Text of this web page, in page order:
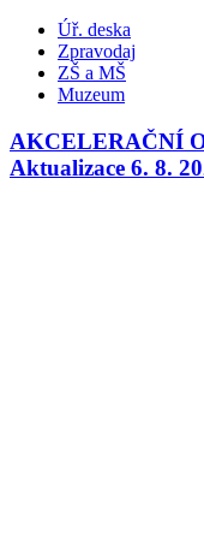
Úř. deska
Zpravodaj
ZŠ a MŠ
Muzeum
AKCELERAČNÍ
Aktualizace 6. 8.